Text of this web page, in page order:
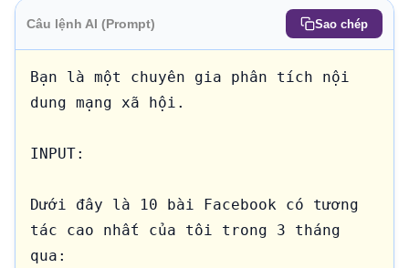
Câu lệnh AI (Prompt) Sao chép
Bạn là một chuyên gia phân tích nội
dung mạng xã hội.
INPUT:
Dưới đây là 10 bài Facebook có tương
tác cao nhất của tôi trong 3 tháng
qua: